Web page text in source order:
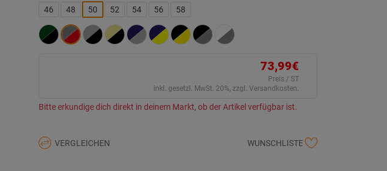
Link
auf
derselben
Seite.
46 48 50 52 54 56 58
73,99€
Preis / ST
inkl. gesetzl. MwSt. 20%, zzgl. Versandkosten.
Bitte erkundige dich direkt in deinem Markt, ob der Artikel verfügbar ist.
VERGLEICHEN WUNSCHLISTE